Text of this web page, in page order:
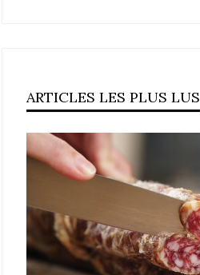
ARTICLES LES PLUS LUS